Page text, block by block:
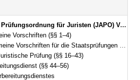
(JAPO) Vom 13. Oktober 2003 (GVBl. S. 758) BayRS 2038-3-3-11-J (§§ 1–73)
Vorschriften (§§ 1–4)
Vorschriften für die Staatsprüfungen (§§ 5–15)
Prüfung (§§ 16–43)
(§§ 44–56)